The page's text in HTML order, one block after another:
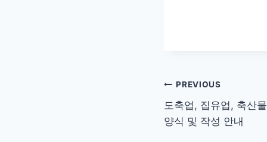
글
탐
PREVIOUS
도축업, 집유업, 축산
양식 및 작성 안내